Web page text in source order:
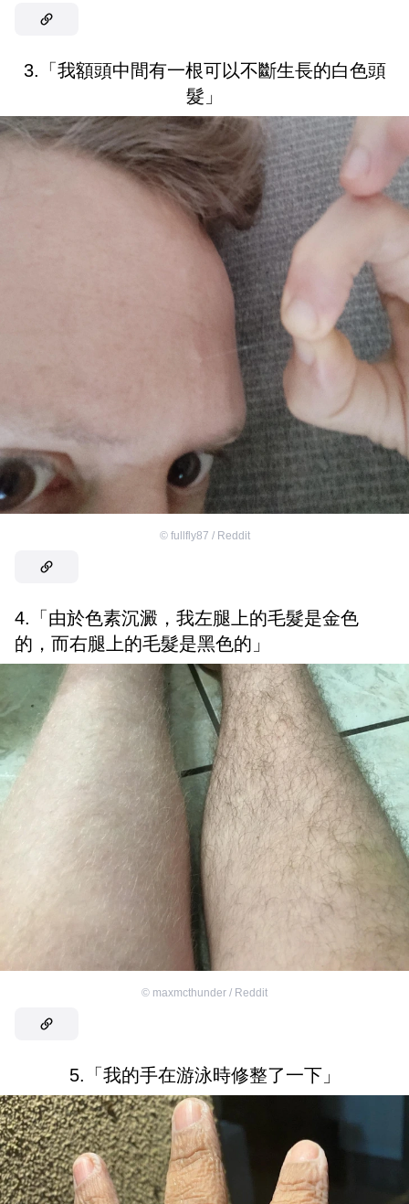
3.「我額頭中間有一根可以不斷生長的白色頭
髮」
© fullfly87 / Reddit
4.「由於色素沉澱，我左腿上的毛髮是金色
的，而右腿上的毛髮是黑色的」
© maxmcthunder / Reddit
5.「我的手在游泳時修整了一下」